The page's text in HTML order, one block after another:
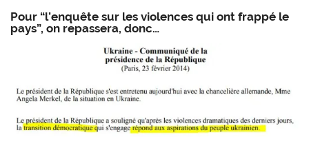
Pour “l’enquête sur les violences qui ont frappé le
pays”, on repassera, donc…